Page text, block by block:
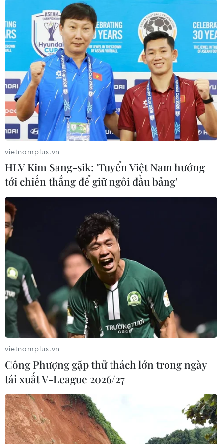
vietnamplus.vn
HLV Kim Sang-sik: 'Tuyển Việt Nam hướng
tới chiến thắng để giữ ngôi đầu bảng'
vietnamplus.vn
Công Phượng gặp thử thách lớn trong ngày
tái xuất V-League 2026/27